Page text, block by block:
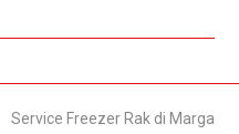
next
Service Freezer Rak di Marga